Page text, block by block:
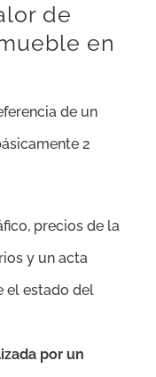
de
en
de un
2
precios de la
y un acta
el estado del
por un